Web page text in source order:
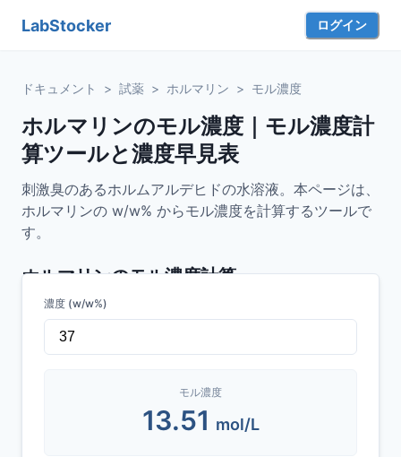
LabStocker ログイン
ドキュメント > 試薬 > ホルマリン > モル濃度
ホルマリンのモル濃度｜モル濃度計
算ツールと濃度早見表
刺激臭のあるホルムアルデヒドの水溶液。本ページは、
ホルマリンの w/w% からモル濃度を計算するツールで
す。
ホルマリンのモル濃度計算
濃度 (w/w%)
モル濃度
13.51 mol/L